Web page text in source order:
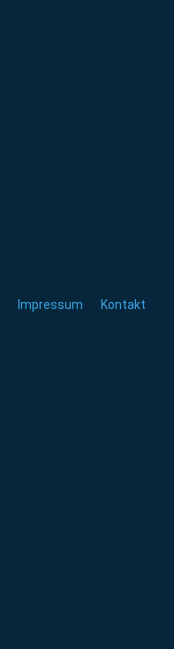
Impressum Kontakt